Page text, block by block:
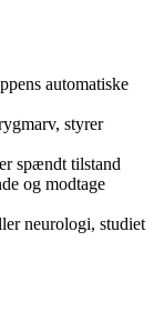
automatiske
styrer
spændt tilstand
og modtage
neurologi, studiet